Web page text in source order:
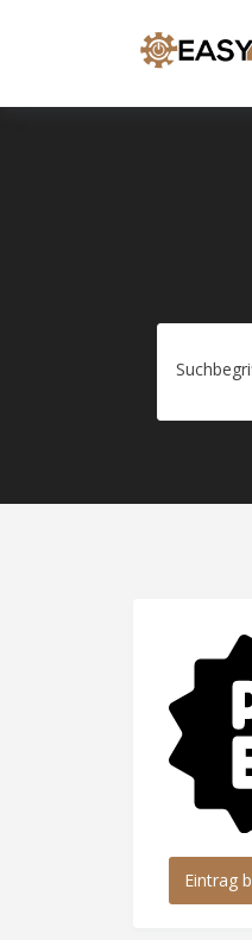
Eintrag